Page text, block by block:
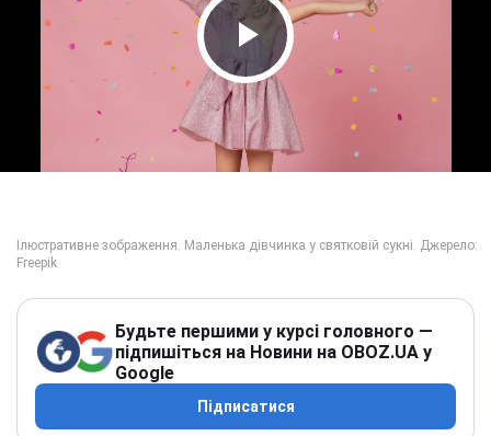
Play Video
Будьте першими у курсі головного —
підпишіться на Новини на OBOZ.UA у
Google
Підписатися